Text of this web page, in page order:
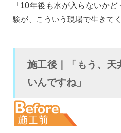
「10年後も水が入らないか
験が、こういう現場で生きて
施工後｜「もう、天
いんですね」